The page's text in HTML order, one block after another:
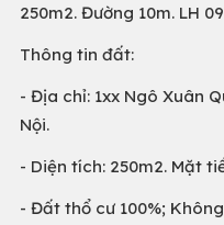
250m2. Đường 10m. LH
Thông tin đất:
- Địa chỉ: 1xx Ngô Xuân
Nội.
- Diện tích: 250m2. Mặt
- Đất thổ cư 100%;